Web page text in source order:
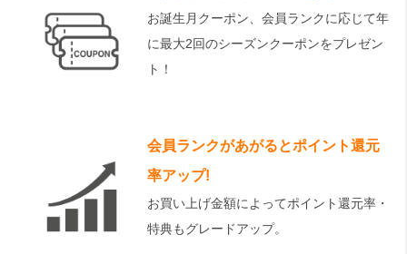
お誕生月クーポン、会員ランクに応じて年
に最大2回のシーズンクーポンをプレゼン
ト！
会員ランクがあがるとポイント還元
率アップ!
お買い上げ金額によってポイント還元率・
特典もグレードアップ。